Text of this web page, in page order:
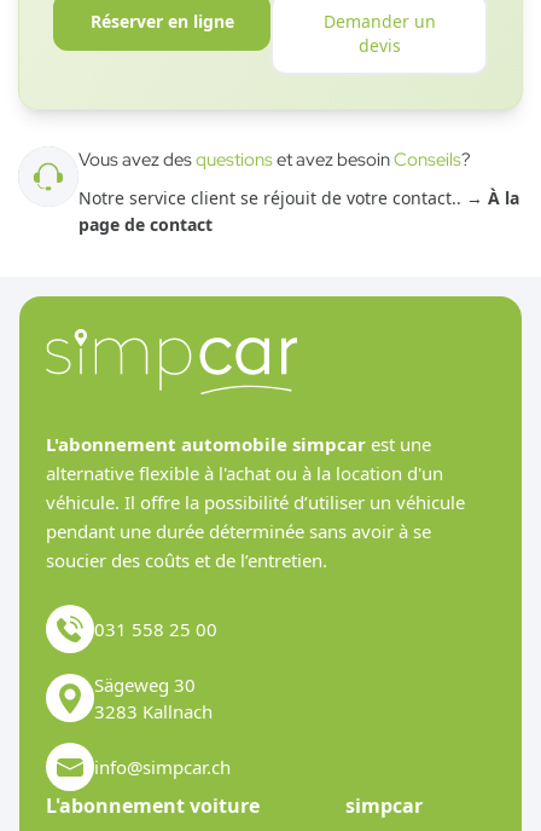
Réserver en ligne
Demander un
devis
Vous avez desquestionset avez besoinConseils?
Notre service client se réjouit de votre contact.. → À la
page de contact
L'abonnement automobile simpcar est une
alternative flexible à l'achat ou à la location d'un
véhicule. Il offre la possibilité d’utiliser un véhicule
pendant une durée déterminée sans avoir à se
soucier des coûts et de l’entretien.
031 558 25 00
Sägeweg 30
3283 Kallnach
info@simpcar.ch
L'abonnement voiture simpcar